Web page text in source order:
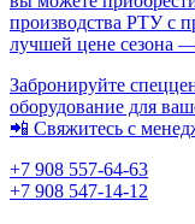
производства РТУ с
лучшей цене сезона
Забронируйте
оборудование для
📲 Свяжитесь с
+7 908 557-64-63
+7 908 547-14-12